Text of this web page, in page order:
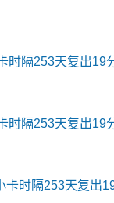
时隔253天复出19
时隔253天复出19
卡时隔253天复出